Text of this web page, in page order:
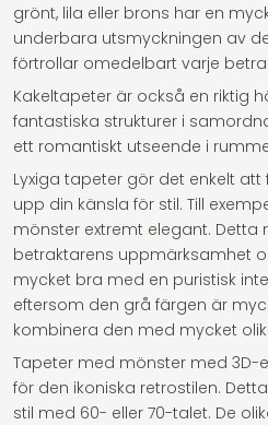
grönt, lila eller brons har en
underbara utsmyckningen av
förtrollar omedelbart varje
Kakeltapeter är också en riktig
fantastiska strukturer i
ett romantiskt utseende i
Lyxiga tapeter gör det enkelt
upp din känsla för stil. Till
mönster extremt elegant. Detta
betraktarens uppmärksamhet
mycket bra med en puristisk
eftersom den grå färgen är
kombinera den med mycket
Tapeter med mönster med 3D-
för den ikoniska retrostilen.
stil med 60- eller 70-talet. De